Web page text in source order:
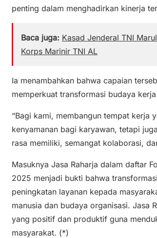
penting dalam menghadirkan kinerja
Baca juga: Kasad Jenderal TNI
Korps Marinir TNI AL
Ia menambahkan bahwa capaian
memperkuat transformasi budaya
“Bagi kami, membangun tempat kerja
kenyamanan bagi karyawan, tetapi
rasa memiliki, semangat kolaborasi,
Masuknya Jasa Raharja dalam daftar
2025 menjadi bukti bahwa
peningkatan layanan kepada
manusia dan budaya organisasi. Jasa
yang positif dan produktif guna
masyarakat. (*)